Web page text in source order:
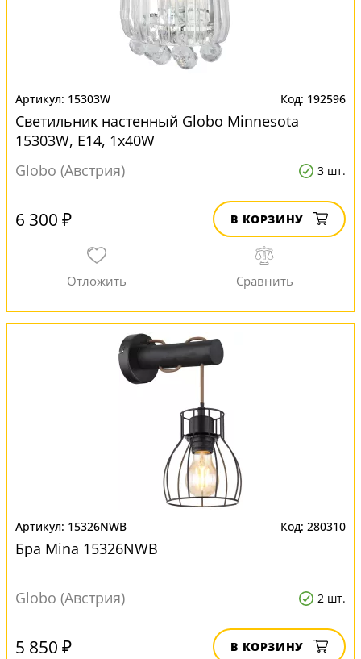
15303W 192596
Светильник настенный Globo Minnesota
15303W, E14, 1x40W
Globo (Австрия)
3 шт.
6 300 ₽ В КОРЗИНУ
15326NWB 280310
Бра Mina 15326NWB
Globo (Австрия) 2 шт.
5 850 ₽ В КОРЗИНУ